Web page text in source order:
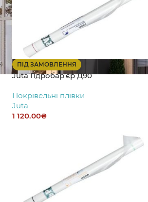
ПІД ЗАМОВЛЕННЯ
Juta Гідробар’єр Д90
Покрівельні плівки
Juta
1 120.00₴